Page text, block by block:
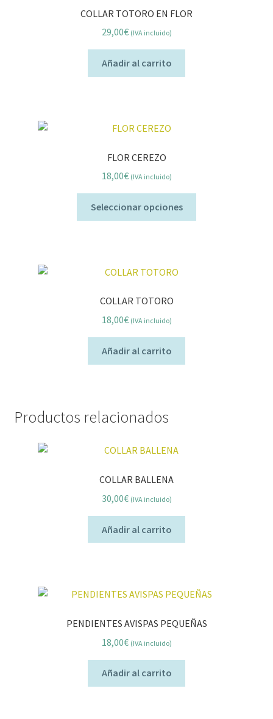
COLLAR TOTORO EN FLOR
29,00€ (IVA incluido)
Añadir al carrito
FLOR CEREZO
18,00€ (IVA incluido)
Seleccionar opciones
COLLAR TOTORO
18,00€ (IVA incluido)
Añadir al carrito
Productos relacionados
COLLAR BALLENA
30,00€ (IVA incluido)
Añadir al carrito
PENDIENTES AVISPAS PEQUEÑAS
18,00€ (IVA incluido)
Añadir al carrito